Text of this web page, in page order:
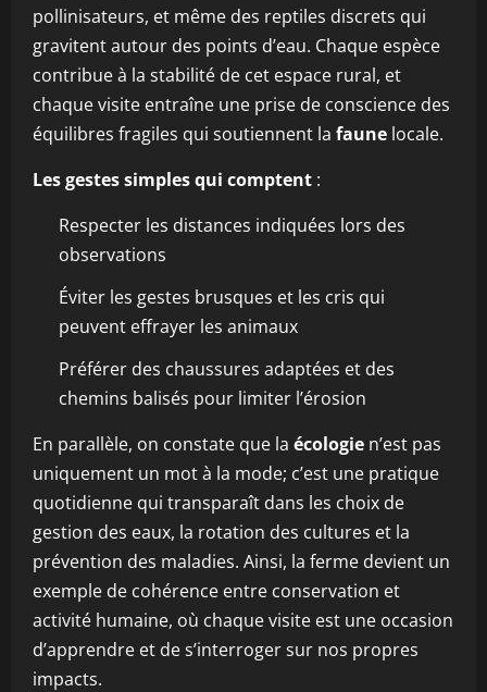
pollinisateurs, et même des reptiles discrets qui
gravitent autour des points d’eau. Chaque espèce
contribue à la stabilité de cet espace rural, et
chaque visite entraîne une prise de conscience des
équilibres fragiles qui soutiennent la faune locale.
Les gestes simples qui comptent :
Respecter les distances indiquées lors des
observations
Éviter les gestes brusques et les cris qui
peuvent effrayer les animaux
Préférer des chaussures adaptées et des
chemins balisés pour limiter l’érosion
En parallèle, on constate que la écologie n’est pas
uniquement un mot à la mode; c’est une pratique
quotidienne qui transparaît dans les choix de
gestion des eaux, la rotation des cultures et la
prévention des maladies. Ainsi, la ferme devient un
exemple de cohérence entre conservation et
activité humaine, où chaque visite est une occasion
d’apprendre et de s’interroger sur nos propres
impacts.